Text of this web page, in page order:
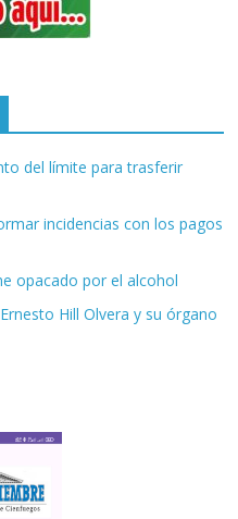
del límite para trasferir
incidencias con los pagos
opacado por el alcohol
Ernesto Hill Olvera y su órgano